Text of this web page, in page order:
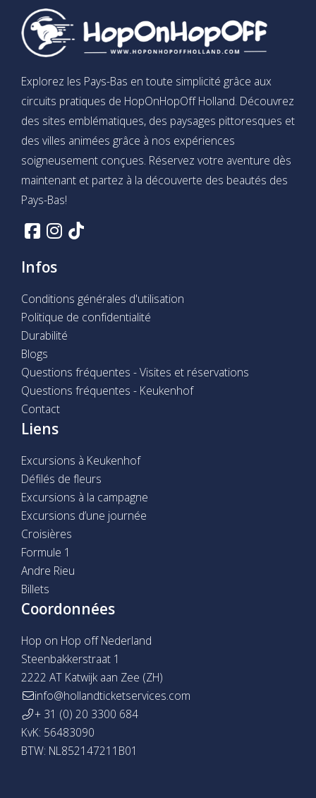
Explorez les Pays-Bas en toute simplicité grâce aux
circuits pratiques de HopOnHopOff Holland. Découvrez
des sites emblématiques, des paysages pittoresques et
des villes animées grâce à nos expériences
soigneusement conçues. Réservez votre aventure dès
maintenant et partez à la découverte des beautés des
Pays-Bas!
Infos
Conditions générales d'utilisation
Politique de confidentialité
Durabilité
Blogs
Questions fréquentes - Visites et réservations
Questions fréquentes - Keukenhof
Contact
Liens
Excursions à Keukenhof
Défilés de fleurs
Excursions à la campagne
Excursions d’une journée
Croisières
Formule 1
Andre Rieu
Billets
Coordonnées
Hop on Hop off Nederland
Steenbakkerstraat 1
2222 AT Katwijk aan Zee (ZH)
info@hollandticketservices.com
+ 31 (0) 20 3300 684
KvK: 56483090
BTW: NL852147211B01